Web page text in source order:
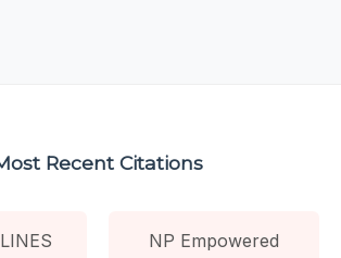
Recent Citations
NP Empowered